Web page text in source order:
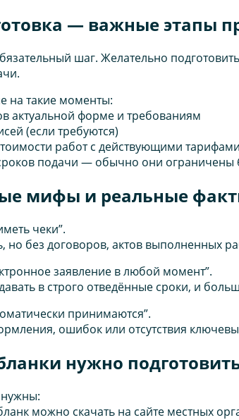
— важные этапы
шаг. Желательно
на такие моменты:
актуальной форме и требованиям
(если требуются)
работ с действующими
подачи — обычно они ограничены
мифы и реальные
чеки”.
но без договоров, актов выполненных
заявление в любой момент”.
в строго отведённые сроки, и
принимаются”.
ошибок или отсутствия
нужно
можно скачать на сайте местных